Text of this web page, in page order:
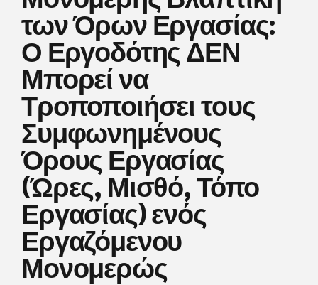
των Όρων Εργασίας:
Ο Εργοδότης ΔΕΝ
Μπορεί να
Τροποποιήσει τους
Συμφωνημένους
Όρους Εργασίας
(Ώρες, Μισθό, Τόπο
Εργασίας) ενός
Εργαζόμενου
Μονομερώς